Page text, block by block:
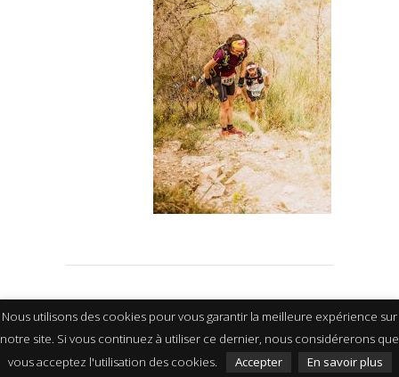
Nous utilisons des cookies pour vous garantir la meilleure expérience sur
notre site. Si vous continuez à utiliser ce dernier, nous considérerons que
vous acceptez l'utilisation des cookies.
Accepter En savoir plus